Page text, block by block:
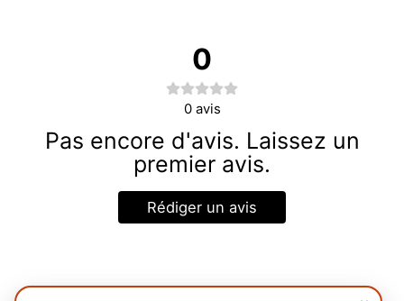
0
0 avis
Pas encore d'avis. Laissez un
premier avis.
Rédiger un avis